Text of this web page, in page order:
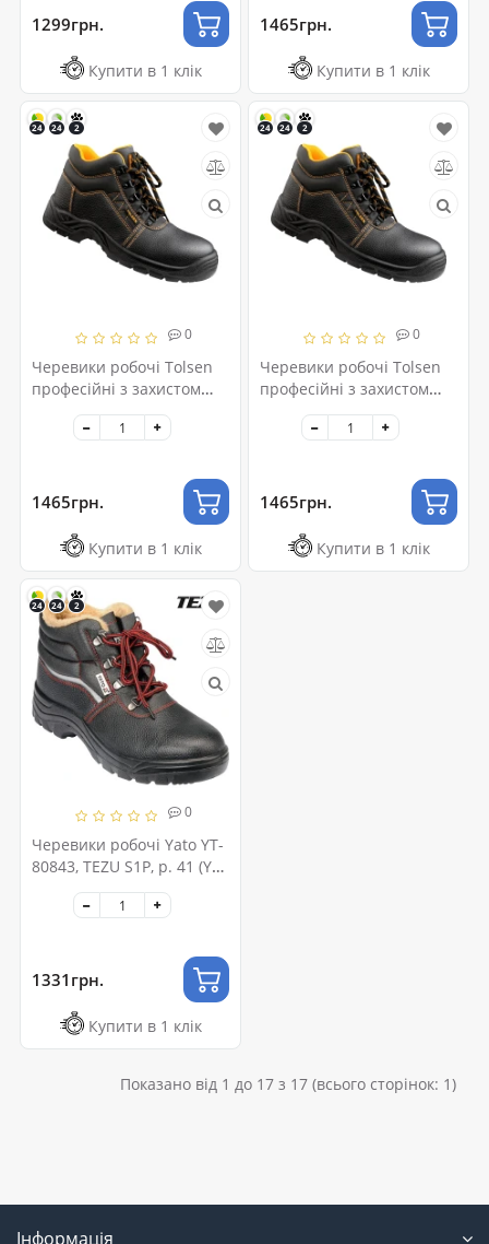
1299грн.
Купити в 1 клік
1465грн.
Купити в 1 клік
24 24 2
0
Черевики робочі Tolsen
професійні з захистом
р.45 (45357)
1465грн.
Купити в 1 клік
24 24 2
0
Черевики робочі Tolsen
професійні з захистом
р.46 (45358)
1465грн.
Купити в 1 клік
24 24 2
0
Черевики робочі Yato YT-
80843, TEZU S1P, р. 41 (YT-
80843)
1331грн.
Купити в 1 клік
Показано від 1 до 17 з 17 (всього сторінок: 1)
Інформація